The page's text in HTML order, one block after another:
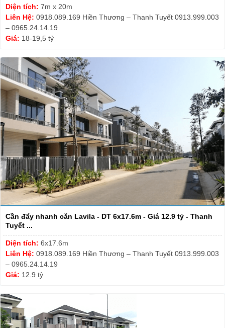
Diện tích: 7m x 20m
Liên Hệ: 0918.089.169 Hiền Thương – Thanh Tuyết 0913.999.003
– 0965.24.14.19
Giá: 18-19,5 tỷ
Cần đẩy nhanh căn Lavila - DT 6x17.6m - Giá 12.9 tỷ - Thanh
Tuyết ...
Diện tích: 6x17.6m
Liên Hệ: 0918.089.169 Hiền Thương – Thanh Tuyết 0913.999.003
– 0965.24.14.19
Giá: 12.9 tỷ